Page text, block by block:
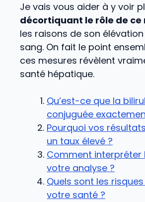
Je vais vous aider à y voir
décortiquant le rôle de
les raisons de son
sang. On fait le point
ces mesures révèlent
santé hépatique.
Qu’est-ce que la
conjuguée
Pourquoi vos
un taux élevé ?
Comment interpréter
votre analyse ?
Quels sont les
votre santé ?